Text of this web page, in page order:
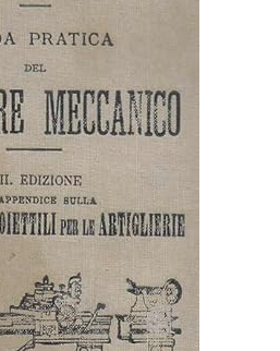
CERRAR